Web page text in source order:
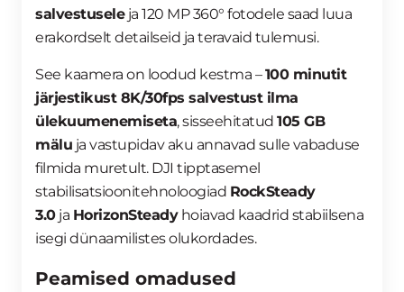
salvestuseleja 120 MP 360° fotodele saad luua
erakordselt detailseid ja teravaid tulemusi.
See kaamera on loodud kestma –100 minutit
järjestikust 8K/30fps salvestust ilma
ülekuumenemiseta, sisseehitatud 105 GB
mälu ja vastupidav aku annavad sulle vabaduse
filmida muretult. DJI tipptasemel
stabilisatsioonitehnoloogiad RockSteady
3.0ja HorizonSteadyhoiavad kaadrid stabiilsena
isegi dünaamilistes olukordades.
Peamised omadused